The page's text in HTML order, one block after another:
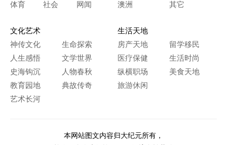
体育
社会 网闻
澳洲
其它
文化艺术
神传文化
生命探索
人生感悟
文学世界
史海钩沉
人物春秋
教育园地
典故传奇
艺术长河
生活天地
房产天地
留学移民
医疗保健
生活时尚
纵横职场
美食天地
旅游休闲
本网站图文内容归大纪元所有，